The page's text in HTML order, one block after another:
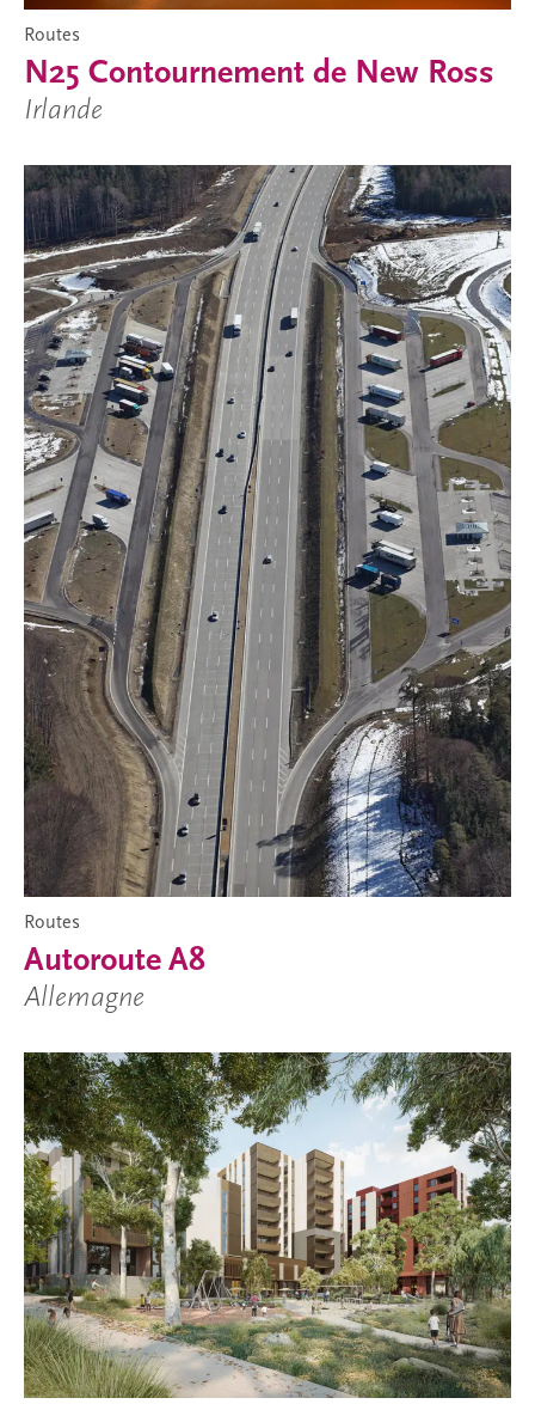
Routes
N25 Contournement de New Ross
Irlande
Routes
Autoroute A8
Allemagne